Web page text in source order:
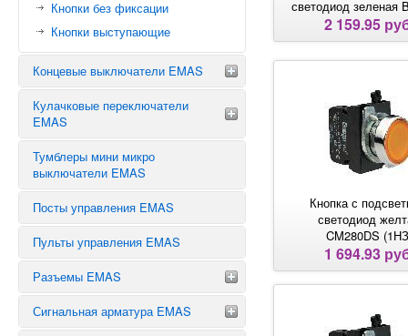
Кнопки без фиксации
Кнопки выступающие
Концевые выключатели EMAS
КОНЦЕВИКИ EMAS СЕРИИ L1
КОНЦЕВИКИ EMAS СЕРИИ L2
КОНЦЕВИКИ EMAS СЕРИИ L3
КОНЦЕВИКИ EMAS СЕРИИ L4
КОНЦЕВИКИ EMAS СЕРИИ L5
КОНЦЕВИКИ EMAS СЕРИИ L51
КОНЦЕВИКИ СЕРИИ EMAS L52
КОНЦЕВИКИ EMAS СЕРИИ L6
ЗАПЧАСТИ К КОНЦЕВЫМ
ВЫКЛЮЧАТЕЛЯМ EMAS
Кулачковые переключатели
EMAS
Звезда треугольник
Аварийные переключатели
Переключатель предела
Реверсивные переключатели
Тумблеры мини микро
выключатели EMAS
Посты управления EMAS
Пульты управления EMAS
Разъемы EMAS
Разъемы 48 выводов
Сигнальная арматура EMAS
светодиод зеленая
2 159.95
Кнопка с
светодиод
CM280DS
1 694.93